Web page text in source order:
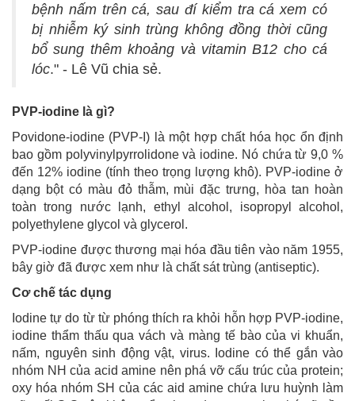
bệnh nấm trên cá, sau đí kiểm tra cá xem có
bị nhiễm ký sinh trùng không đồng thời cũng
bổ sung thêm khoảng và vitamin B12 cho cá
lóc." - Lê Vũ chia sẻ.
PVP-iodine là gì?
Povidone-iodine (PVP-I) là một hợp chất hóa học ổn định
bao gồm polyvinylpyrrolidone và iodine. Nó chứa từ 9,0 %
đến 12% iodine (tính theo trọng lượng khô). PVP-iodine ở
dạng bột có màu đỏ thẫm, mùi đặc trưng, hòa tan hoàn
toàn trong nước lạnh, ethyl alcohol, isopropyl alcohol,
polyethylene glycol và glycerol.
PVP-iodine được thương mại hóa đầu tiên vào năm 1955,
bây giờ đã được xem như là chất sát trùng (antiseptic).
Cơ chế tác dụng
Iodine tự do từ từ phóng thích ra khỏi hỗn hợp PVP-iodine,
iodine thẩm thấu qua vách và màng tế bào của vi khuẩn,
nấm, nguyên sinh động vật, virus. Iodine có thể gắn vào
nhóm NH của acid amine nên phá vỡ cấu trúc của protein;
oxy hóa nhóm SH của các aid amine chứa lưu huỳnh làm